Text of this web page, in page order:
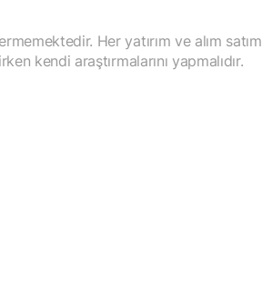
Her yatırım ve alım satım
kendi araştırmalarını yapmalıdır.